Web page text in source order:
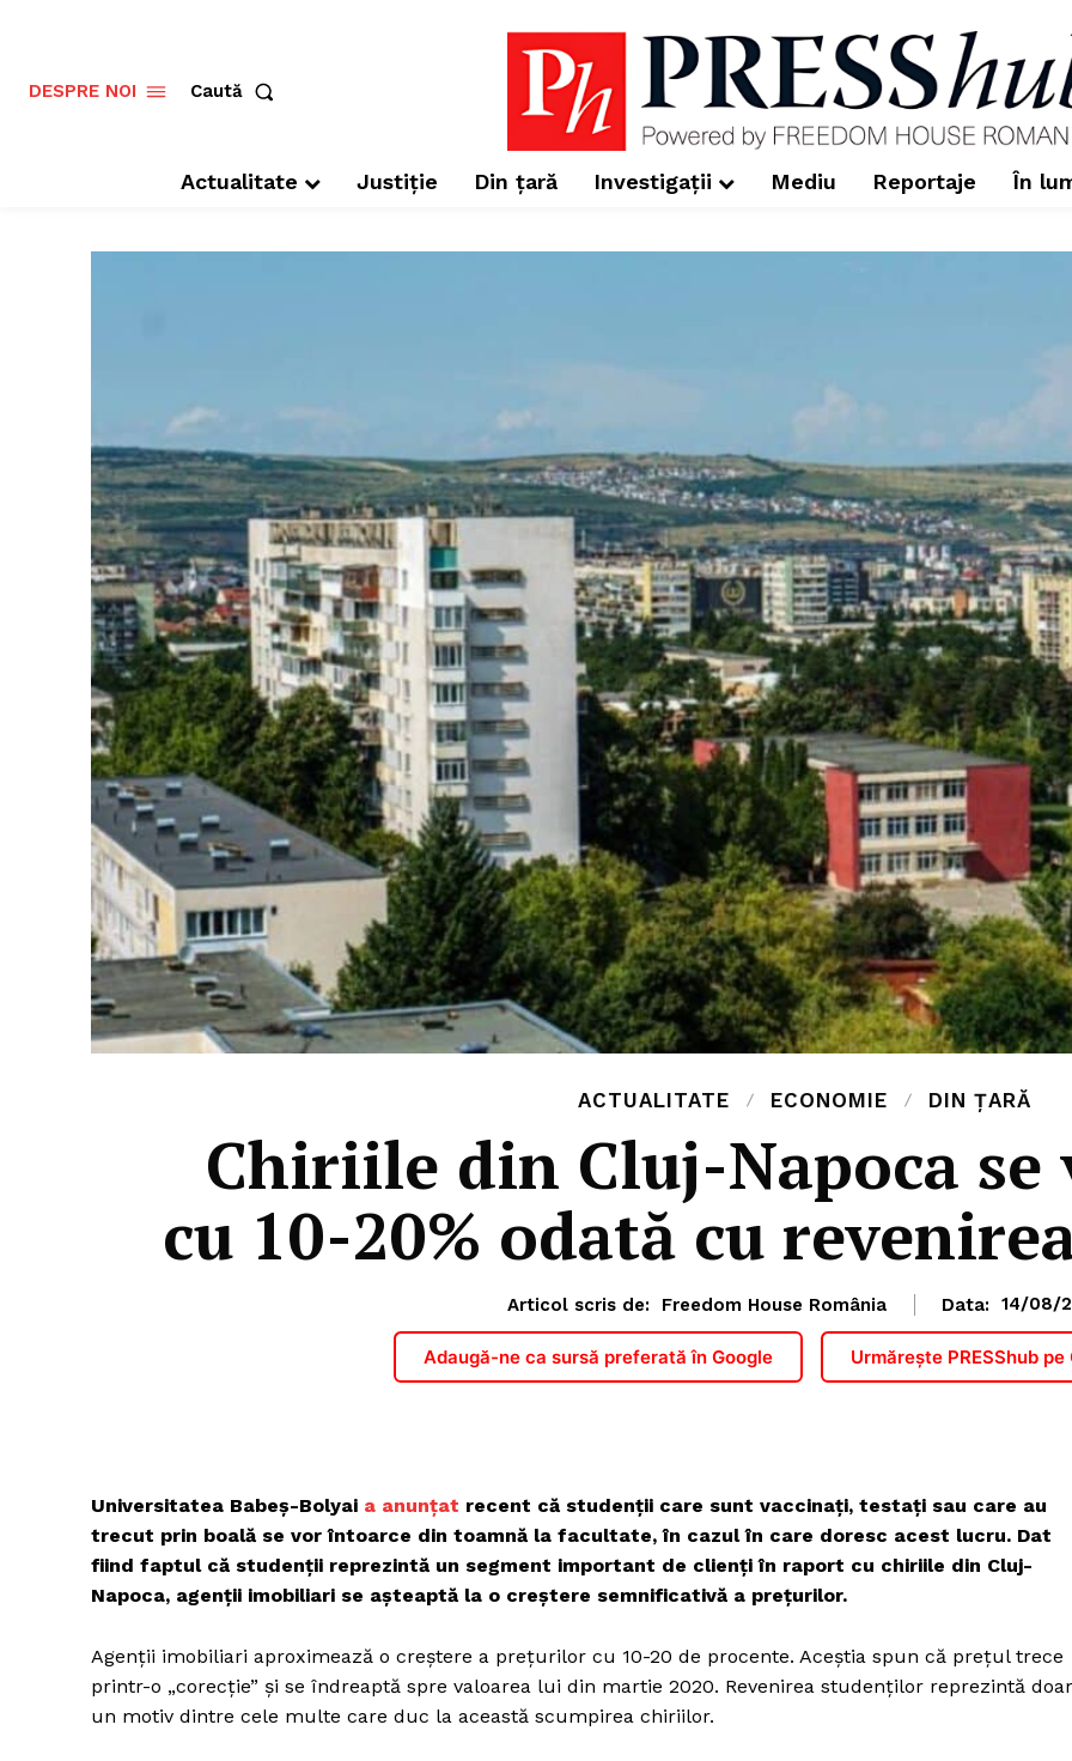
DESPRE NOI Caută
Actualitate Justiție Din țară Investigații Mediu Reportaje În
ACTUALITATE ECONOMIE DIN ȚARĂ
Chiriile din Cluj-Napoca se
cu 10-20% odată cu
Articol scris de: Freedom House România Data: 14/08/
Adaugă-ne ca sursă preferată în Google Urmărește PRESShub
Universitatea Babeș-Bolyai a anunțat recent că studenții care sunt vaccinați, testați sau care au
trecut prin boală se vor întoarce din toamnă la facultate, în cazul în care doresc acest lucru. Dat
fiind faptul că studenții reprezintă un segment important de clienți în raport cu chiriile din Cluj-
Napoca, agenții imobiliari se așteaptă la o creștere semnificativă a prețurilor.
Agenții imobiliari aproximează o creștere a prețurilor cu 10-20 de procente. Aceștia spun că prețul trece
printr-o „corecție” și se îndreaptă spre valoarea lui din martie 2020. Revenirea studenților reprezintă doar
un motiv dintre cele multe care duc la această scumpirea chiriilor.